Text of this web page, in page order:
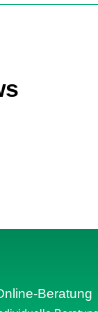
Beratung